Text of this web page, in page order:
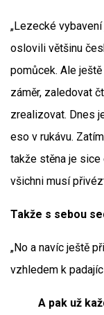
„Lezecké
oslovili většinu
pomůcek. Ale
záměr, zaledovat
zrealizovat. Dnes
eso v rukávu.
takže stěna je
všichni musí
Takže s sebou
„No a navíc ještě
vzhledem k
A pak už